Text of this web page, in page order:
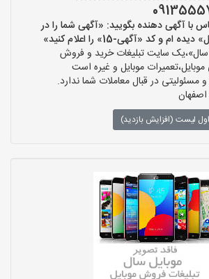
با آگهی دهنده بگویید: «آگهی شما را در
و کد «آگهی-15» را اعلام کنید»
سایت تبلیغات خرید و فروش
موبایل،تعمیرات موبایل و غیره است
در قبال معاملات شما ندارد.
لیست (افزایش بازدید)